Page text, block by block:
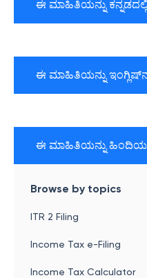
ಈ ಮಾಹಿತಿಯನ್ನು
ಈ ಮಾಹಿತಿಯನ್ನು
ಈ ಮಾಹಿತಿಯನ್ನು
Browse by topics
ITR 2 Filing
Income Tax e-Filing
Income Tax Calculator